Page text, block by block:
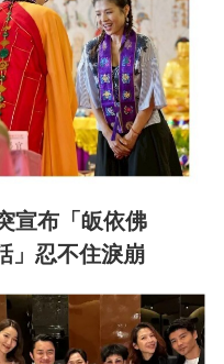
宣布「皈依佛
」忍不住淚崩